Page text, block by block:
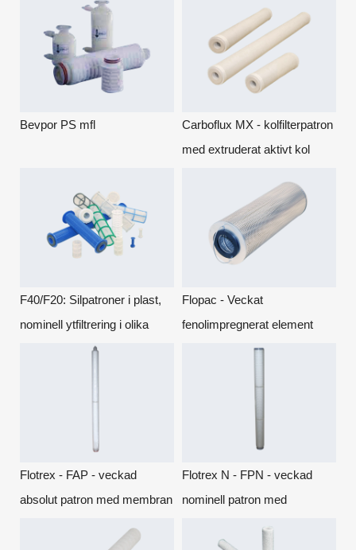
Bevpor PS mfl
Carboflux MX - kolfilterpatron
med extruderat aktivt kol
F40/F20: Silpatroner i plast,
nominell ytfiltrering i olika
Flopac - Veckat
fenolimpregnerat element
med ytterhölje i perforerad
Flotrex - FAP - veckad
absolut patron med membran
Flotrex N - FPN - veckad
nominell patron med